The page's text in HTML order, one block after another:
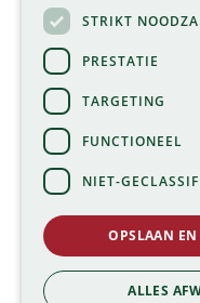
Zaterdag
Zondag
Bekijk onze
Tuincentrum
Contact
Global Garden
Hillegommerdijk 554
2136 KX Zwaanshoek
T.023 584 23 54
E.
Nick's Tuincafé:
06-57663460
info@nickstuincafe.nl
©Tuincentrum
Website design
STRIKT
PRESTATIE
TARGETING
FUNCTIONEEL
NIET-
OPSLAAN EN
ALLES